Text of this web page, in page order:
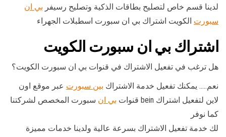
لدينا قسم خاص لتصليح بطاقات الذكية وتصليح رسيفر بي ان
سبورت الكويت اشتراك بي ان سبورت اسطبلات الجهراء
اشتراك بي ان سبورت الكويت
هل ترغب في تفعيل الاشتراك في قنوات بي ان سبورت الكويت؟
نعم….. يمكنك تفعيل خدمة الاشتراك بين سبورت عبر موقع اون
لاين لتفعيل اشتراك bein قنوات
بي ان سبورت المخصص لشركتنا
كما نوفر
لك خدمة تفعيل الاشتراك بسرعة عالية ولدينا خدمات مميزة